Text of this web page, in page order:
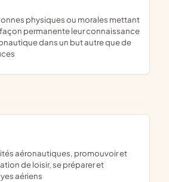
permanente leur connaissance
dans un but autre que de
de loisir, se préparer et
aériens